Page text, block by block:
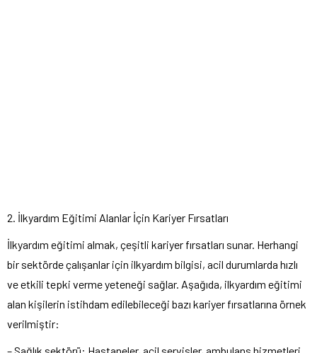
2. İlkyardım Eğitimi Alanlar İçin Kariyer Fırsatları
İlkyardım eğitimi almak, çeşitli kariyer fırsatları sunar. Herhangi
bir sektörde çalışanlar için ilkyardım bilgisi, acil durumlarda hızlı
ve etkili tepki verme yeteneği sağlar. Aşağıda, ilkyardım eğitimi
alan kişilerin istihdam edilebileceği bazı kariyer fırsatlarına örnek
verilmiştir: